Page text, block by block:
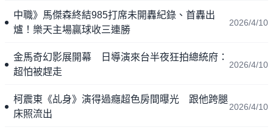
中職》馬傑森終結985打席未開轟紀錄、首轟出
爐！樂天主場贏球收三連勝
2026/4/10
金馬奇幻影展開幕 日導演來台半夜狂拍總統府：
超怕被趕走
2026/4/10
柯震東《乩身》演得過癮超色房間曝光 跟他跨腿
床照流出
2026/4/10